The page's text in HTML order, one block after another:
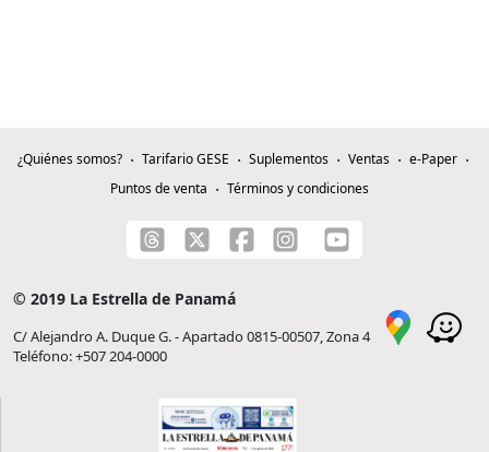
¿Quiénes somos? Tarifario GESE Suplementos Ventas
e-Paper
Puntos de venta
Términos y condiciones
© 2019 La Estrella de Panamá
C/ Alejandro A. Duque G. - Apartado 0815-00507, Zona 4
Teléfono: +507 204-0000